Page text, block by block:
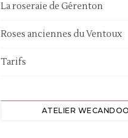
La roseraie de Gérenton
Roses anciennes du Ventoux
Tarifs
ATELIER WECANDOO